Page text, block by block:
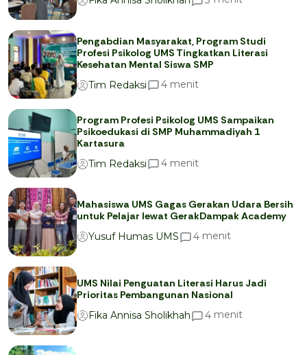
Pengabdian Masyarakat, Program Studi
Profesi Psikolog UMS Tingkatkan Literasi
Kesehatan Mental Siswa SMP
Tim Redaksi
4 menit
Program Profesi Psikolog UMS Sampaikan
Psikoedukasi di SMP Muhammadiyah 1
Kartasura
Tim Redaksi
4 menit
Mahasiswa UMS Gagas Gerakan Udara Bersih
untuk Pelajar lewat GerakDampak Academy
Yusuf Humas UMS
4 menit
UMS Nilai Penguatan Literasi Harus Jadi
Prioritas Pembangunan Nasional
Fika Annisa Sholikhah
4 menit